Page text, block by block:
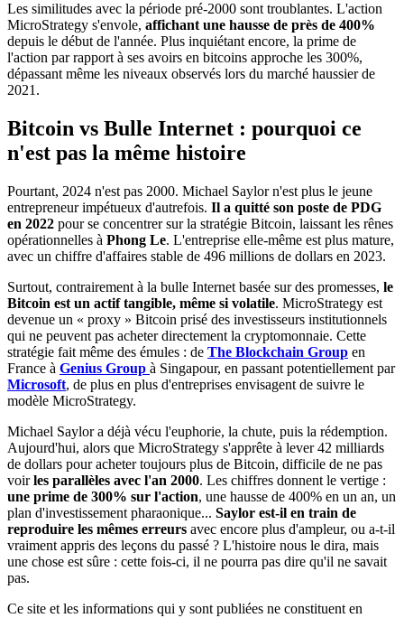
Les similitudes avec la période pré-2000 sont troublantes. L'action
MicroStrategy s'envole, affichant une hausse de près de 400%
depuis le début de l'année. Plus inquiétant encore, la prime de
l'action par rapport à ses avoirs en bitcoins approche les 300%,
dépassant même les niveaux observés lors du marché haussier de
2021.
Bitcoin vs Bulle Internet : pourquoi ce
n'est pas la même histoire
Pourtant, 2024 n'est pas 2000. Michael Saylor n'est plus le jeune
entrepreneur impétueux d'autrefois. Il a quitté son poste de PDG
en 2022 pour se concentrer sur la stratégie Bitcoin, laissant les rênes
opérationnelles à Phong Le. L'entreprise elle-même est plus mature,
avec un chiffre d'affaires stable de 496 millions de dollars en 2023.
Surtout, contrairement à la bulle Internet basée sur des promesses, le
Bitcoin est un actif tangible, même si volatile. MicroStrategy est
devenue un « proxy » Bitcoin prisé des investisseurs institutionnels
qui ne peuvent pas acheter directement la cryptomonnaie. Cette
stratégie fait même des émules : de The Blockchain Group en
France à Genius Group à Singapour, en passant potentiellement par
Microsoft, de plus en plus d'entreprises envisagent de suivre le
modèle MicroStrategy.
Michael Saylor a déjà vécu l'euphorie, la chute, puis la rédemption.
Aujourd'hui, alors que MicroStrategy s'apprête à lever 42 milliards
de dollars pour acheter toujours plus de Bitcoin, difficile de ne pas
voirles parallèles avec l'an 2000. Les chiffres donnent le vertige :
une prime de 300% sur l'action, une hausse de 400% en un an, un
plan d'investissement pharaonique... Saylor est-il en train de
reproduire les mêmes erreurs avec encore plus d'ampleur, ou a-t-il
vraiment appris des leçons du passé ? L'histoire nous le dira, mais
une chose est sûre : cette fois-ci, il ne pourra pas dire qu'il ne savait
pas.
Ce site et les informations qui y sont publiées ne constituent en